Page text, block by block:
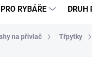
RYBÁŘE DRUH
na přívlač Třpytky